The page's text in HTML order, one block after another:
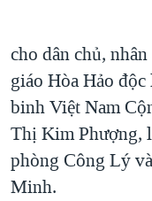
cho dân chủ,
giáo Hòa Hảo
binh Việt Nam
Thị Kim Phượng,
phòng Công Lý
Minh.